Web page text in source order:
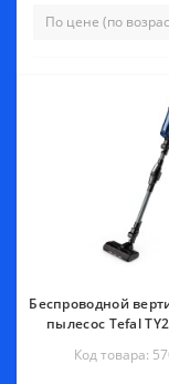
Беспроводной
пылесос Tefal
Код товара: